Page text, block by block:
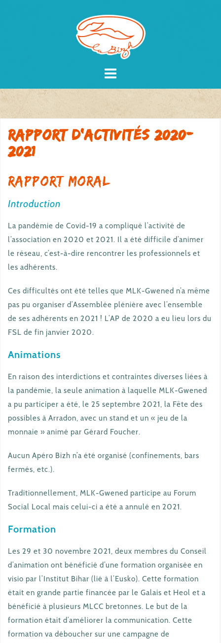
Rapport d’activités 2020-
2021
Rapport moral
Introduction
La pandémie de Covid-19 a compliqué l’activité de
l’association en 2020 et 2021. Il a été difficile d’animer
le réseau, c’est-à-dire rencontrer les professionnels et
les adhérents.
Ces difficultés ont été telles que MLK-Gwened n’a même
pas pu organiser d’Assemblée plénière avec l’ensemble
de ses adhérents en 2021 ! L’AP de 2020 a eu lieu lors du
FSL de fin janvier 2020.
Animations
En raison des interdictions et contraintes diverses liées à
la pandémie, la seule animation à laquelle MLK-Gwened
a pu participer a été, le 25 septembre 2021, la Fête des
possibles à Arradon, avec un stand et un « jeu de la
monnaie » animé par Gérard Foucher.
Aucun Apéro Bizh n’a été organisé (confinements, bars
fermés, etc.).
Traditionnellement, MLK-Gwened participe au Forum
Social Local mais celui-ci a été a annulé en 2021.
Formation
Les 29 et 30 novembre 2021, deux membres du Conseil
d’animation ont bénéficié d’une formation organisée en
visio par l’Institut Bihar (lié à l’Eusko). Cette formation
était en grande partie financée par le Galais et Heol et a
bénéficié à plusieurs MLCC bretonnes. Le but de la
formation était d’améliorer la communication. Cette
formation va déboucher sur une campagne de